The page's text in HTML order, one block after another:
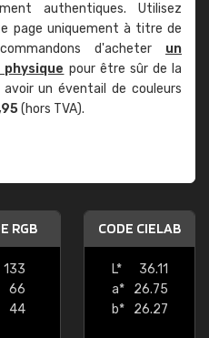
authentiques. Utilisez
page uniquement à titre de
d'acheter un
pour être sûr de la
avoir un éventail de couleurs
(hors TVA).
RGB
133
66
44
CODE CIELAB
L*
36.11
a*
26.75
b*
26.27